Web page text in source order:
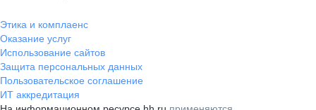
Этика и комплаенс
Оказание услуг
Использование сайтов
Защита персональных данных
Пользовательское соглашение
ИТ аккредитация